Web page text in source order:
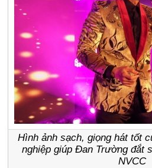
Hình ảnh sạch, giọng hát tốt
nghiệp giúp Đan Trường đắt
NVCC